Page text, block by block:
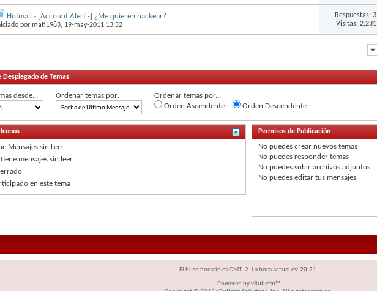
Hotmail - [Account Alert -]‏ ¿Me quieren hackear?
por mati1983, 19-may-2011 13:52
Respuestas: 3
Visitas: 2,231
Desplegado de Temas
desde... Ordenar temas por:
Ordenar temas por...
Orden Ascendente
Orden Descendente
Mensajes sin Leer
mensajes sin leer
en este tema
Permisos de Publicación
No puedescrear nuevos temas
No puedesresponder temas
No puedessubir archivos adjuntos
No puedeseditar tus mensajes
El huso horario es GMT -2. La hora actual es: 20:21.
Powered by vBulletin™